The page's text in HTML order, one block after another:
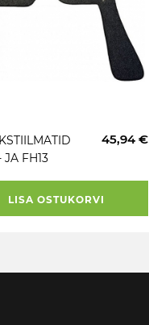
JA FH13
45,94 €
LISA OSTUKORVI